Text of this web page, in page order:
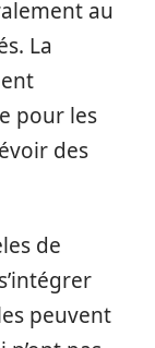
au
La
pour les
des
de
peuvent